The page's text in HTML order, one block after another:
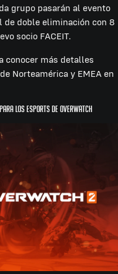
grupo pasarán al evento
doble eliminación con 8
socio FACEIT.
conocer más detalles
Norteamérica y EMEA en
los esports de Overwatch